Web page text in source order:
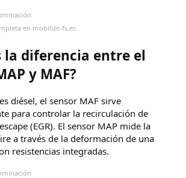
en mobilize-fs.es
la diferencia entre el
y MAF?
diésel, el sensor MAF sirve
para controlar la recirculación de
(EGR). El sensor MAP mide la
a través de la deformación de una
resistencias integradas.